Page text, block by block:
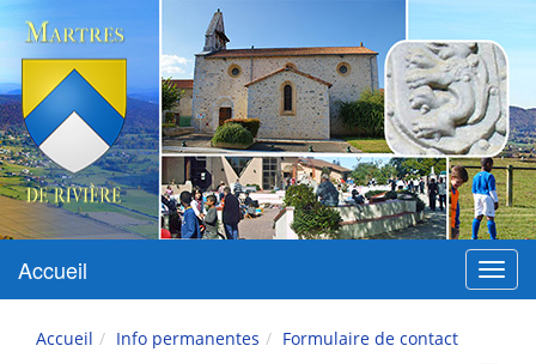
Martres-de-Rivière Menu
Accueil
Accueil Info permanentes Formulaire de contact